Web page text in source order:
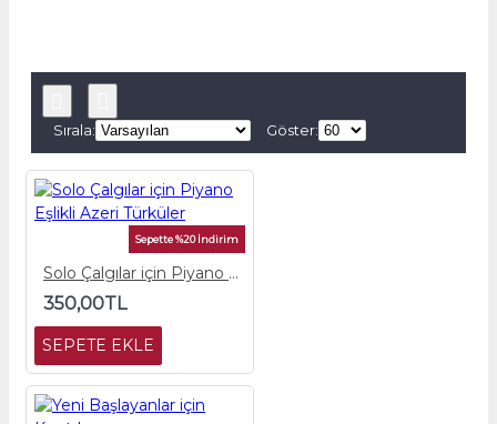
Sırala: Göster:
Sepette %20 İndirim
Solo Çalgılar için Piyano Eşlikli Azeri Türküler
350,00TL
SEPETE EKLE